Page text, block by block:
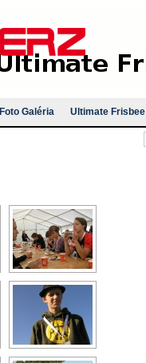
Foto Galéria Ultimate Frisbee